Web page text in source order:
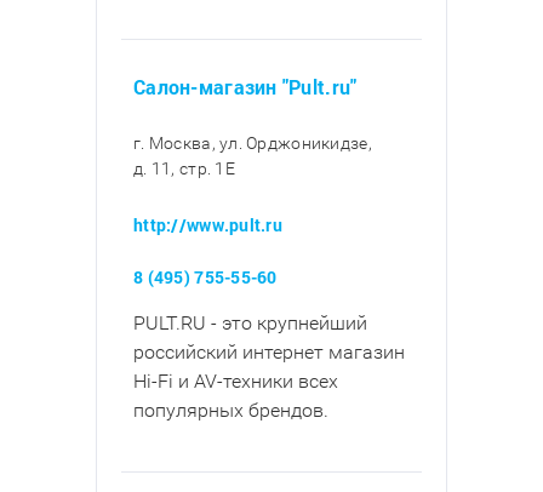
Салон-магазин "Pult.ru"
г. Москва, ул. Орджоникидзе,
д. 11, стр. 1E
http://www.pult.ru
8 (495) 755-55-60
PULT.RU - это крупнейший
российский интернет магазин
Hi-Fi и AV-техники всех
популярных брендов.